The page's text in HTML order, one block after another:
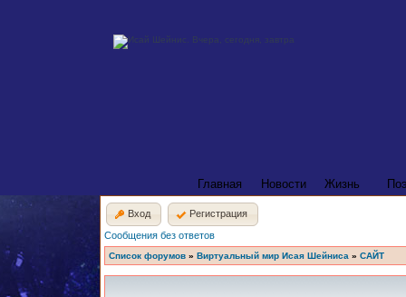
Главная Новости Жизнь
Вход
Регистрация
Сообщения без ответов
Список форумов » Виртуальный мир Исая Шейниса » САЙТ